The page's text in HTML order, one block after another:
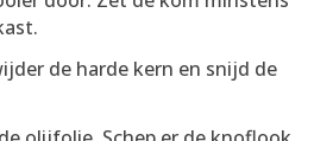
de harde kern en snijd de